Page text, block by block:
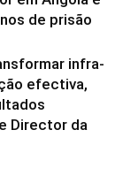
de prisão
infra-
efectiva,
Director da